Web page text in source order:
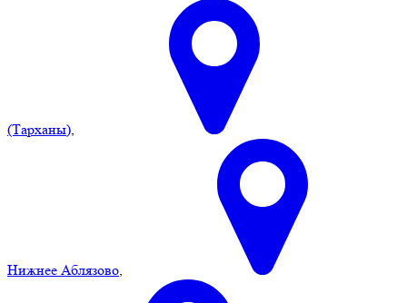
(Тарханы),
Нижнее Аблязово,